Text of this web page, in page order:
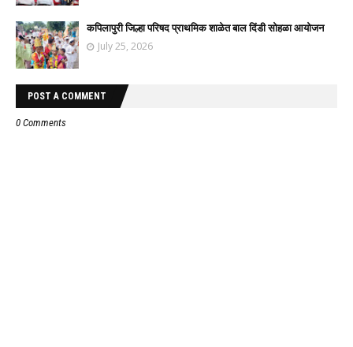
कपिलापुरी जिल्हा परिषद प्राथमिक शाळेत बाल दिंडी सोहळा आयोजन
July 25, 2026
POST A COMMENT
0 Comments